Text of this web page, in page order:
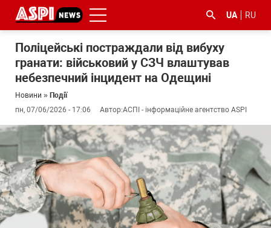
UA RU
Поліцейські постраждали від вибуху
гранати: військовий у СЗЧ влаштував
небезпечний інцидент на Одещині
Новини » Події
пн, 07/06/2026 - 17:06
Автор:АСПІ - інформаційне агентство ASPI
#ООС
#боротьба
з
корупцією
#ДФС #Київ #коронавірус